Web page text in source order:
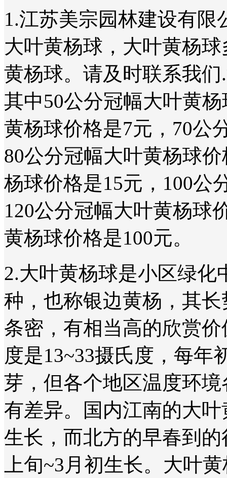
1.江苏美宗园林建设有限
大叶黄杨球，大叶黄杨
黄杨球。请及时联系我
其中50公分冠幅大叶黄
黄杨球价格是7元，70公
80公分冠幅大叶黄杨球
杨球价格是15元，100公
120公分冠幅大叶黄杨球
黄杨球价格是100元。
2.大叶黄杨球是小区绿化
种，也称银边黄杨，其
条密，有相当高的欣赏价
度是13~33摄氏度，每年
芽，但各个地区温度环
有差异。国内江南的大叶
生长，而北方的早春到的
上旬~3月初生长。 大叶